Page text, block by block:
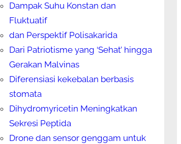
Dampak Suhu Konstan dan
Fluktuatif
dan Perspektif Polisakarida
Dari Patriotisme yang ‘Sehat’ hingga
Gerakan Malvinas
Diferensiasi kekebalan berbasis
stomata
Dihydromyricetin Meningkatkan
Sekresi Peptida
Drone dan sensor genggam untuk